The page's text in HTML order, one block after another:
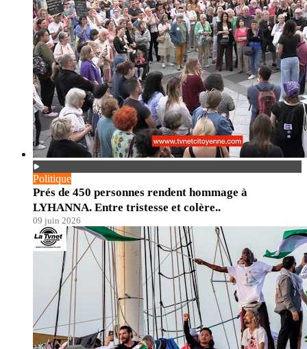
Politique
Prés de 450 personnes rendent hommage à
LYHANNA. Entre tristesse et colère..
09 juin 2026